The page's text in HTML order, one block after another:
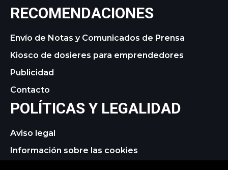
RECOMENDACIONES
Envío de Notas y Comunicados de Prensa
Kiosco de dosieres para emprendedores
Publicidad
Contacto
POLÍTICAS Y LEGALIDAD
Aviso legal
Información sobre las cookies